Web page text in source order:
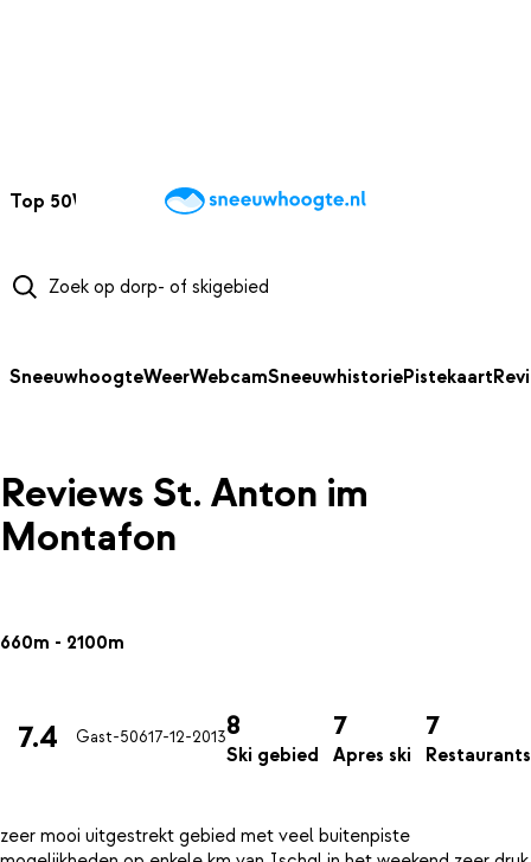
Top 50Webcams WintersportweerKaarten
SneeuwhoogteWeerWebcamSneeuwhistoriePistekaart
Reviews St. Anton im
Montafon
660m - 2100m
7.4 Gast-50617-12-20138
Ski gebied
7
Apres ski
7
Restaurants
zeer mooi uitgestrekt gebied met veel buitenpiste